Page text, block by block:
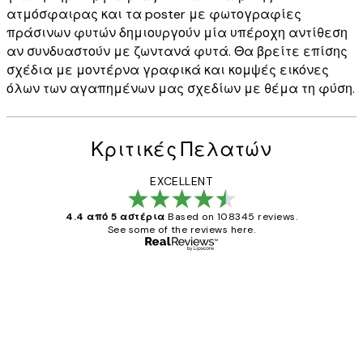
ατμόσφαιρας και τα poster με φωτογραφίες
πράσινων φυτών δημιουργούν μία υπέροχη αντίθεση
αν συνδυαστούν με ζωντανά φυτά. Θα βρείτε επίσης
σχέδια με μοντέρνα γραφικά και κομψές εικόνες
όλων των αγαπημένων μας σχεδίων με θέμα τη φύση.
Κριτικές Πελατών
EXCELLENT
4.4 από 5 αστέρια Based on 108345 reviews.
See some of the reviews here.